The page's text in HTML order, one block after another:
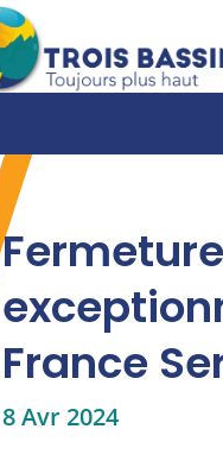
Fermeture
France
8 Avr 2024